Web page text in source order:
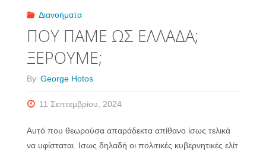
ΓΕΝΙΚΟΛΟΓΙΑ"
Διανοήματα
ΠΟΥ ΠΑΜΕ ΩΣ ΕΛΛΑΔΑ;
ΞΕΡΟΥΜΕ;
By George Hotos
11 Σεπτεμβρίου, 2024
Αυτό που θεωρούσα απαράδεκτα απίθανο ίσως τελικά
να υφίσταται. Ισως δηλαδή οι πολιτικές κυβερνητικές ελίτ